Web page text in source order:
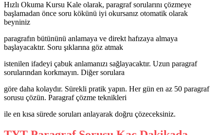
Hızlı Okuma Kursu Kale olarak, paragraf sorularını çözmeye
başlamadan önce soru kökünü iyi okursanız otomatik olarak
beyniniz
paragrafın bütününü anlamaya ve direkt hafızaya almaya
başlayacaktır. Soru şıklarına göz atmak
istenilen ifadeyi çabuk anlamanızı sağlayacaktır. Uzun paragraf
sorularından korkmayın. Diğer sorulara
göre daha kolaydır. Sürekli pratik yapın. Her gün en az 50 paragraf
sorusu çözün. Paragraf çözme teknikleri
ile en kısa sürede soruları anlayarak doğru çözeceksiniz.